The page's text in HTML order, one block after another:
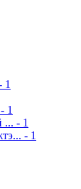
1
- 1
... - 1
- 1